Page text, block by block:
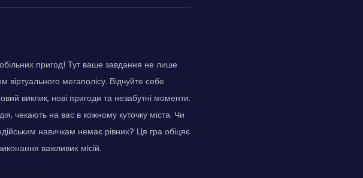
пригод! Тут ваше завдання не лише
мегаполісу. Відчуйте себе
виклик, нові пригоди та незабутні моменти.
чекають на вас в кожному куточку міста. Чи
навичкам немає рівних? Ця гра обіцяє
важливих місій.